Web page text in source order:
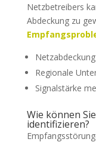
Netzbetreibers
Abdeckung zu
Regionale
Signalstärke
Wie können
identifizieren?